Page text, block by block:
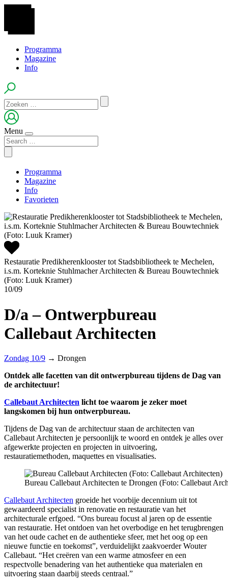
Programma
Magazine
Info
Menu
Programma
Magazine
Info
Favorieten
Restauratie Predikherenklooster tot Stadsbibliotheek te Mechelen,
i.s.m. Korteknie Stuhlmacher Architecten & Bureau Bouwtechniek
(Foto: Luuk Kramer)
10/09
D/a – Ontwerpbureau
Callebaut Architecten
Zondag 10/9 → Drongen
Ontdek alle facetten van dit ontwerpbureau tijdens de Dag van
de architectuur!
Callebaut Architecten licht toe waarom je zeker moet
langskomen bij hun ontwerpbureau.
Tijdens de Dag van de architectuur staan de architecten van
Callebaut Architecten je persoonlijk te woord en ontdek je alles over
afgewerkte projecten en projecten in uitvoering,
restauratiemethoden, maquettes en visualisaties.
Bureau Callebaut Architecten te Drongen (Foto: Callebaut
Callebaut Architecten groeide het voorbije decennium uit tot
gewaardeerd specialist in renovatie en restauratie van het
architecturale erfgoed. “Ons bureau focust al jaren op de essentie
van restauratie. Het ontdoen van het overbodige en het terugbrengen
van het oude cachet en de authentieke sfeer, met het oog op een
nieuwe functie en toekomst”, verduidelijkt zaakvoerder Wouter
Callebaut. “Het creëren van een warme atmosfeer en een
respectvolle benadering van het authentieke qua materialen en
uitvoering staan daarbij steeds centraal.”